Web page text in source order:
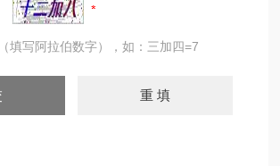
填写阿拉伯数字），如：三加四=7